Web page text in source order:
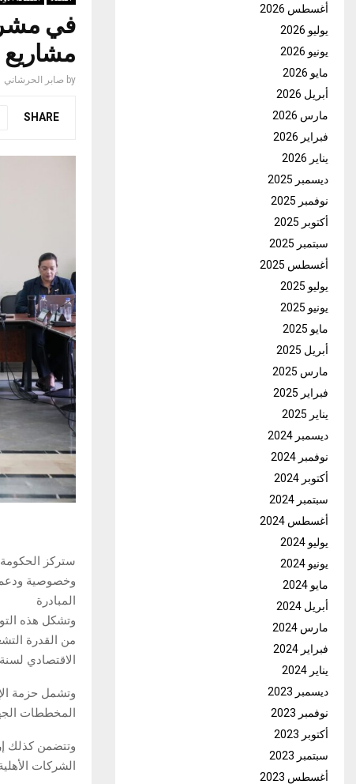
في
مشاريع
by صابر الحرشاني
SHARE
ستركز
وخصوصية ودعم
المبادرة
وتشكل هذه
من القدرة
الاقتصادي لسنة 2026.
وتشمل حزمة
المخططات
وتتضمن كذلك
الشركات
أغسطس 2026
يوليو 2026
يونيو 2026
مايو 2026
أبريل 2026
مارس 2026
فبراير 2026
يناير 2026
ديسمبر 2025
نوفمبر 2025
أكتوبر 2025
سبتمبر 2025
أغسطس 2025
يوليو 2025
يونيو 2025
مايو 2025
أبريل 2025
مارس 2025
فبراير 2025
يناير 2025
ديسمبر 2024
نوفمبر 2024
أكتوبر 2024
سبتمبر 2024
أغسطس 2024
يوليو 2024
يونيو 2024
مايو 2024
أبريل 2024
مارس 2024
فبراير 2024
يناير 2024
ديسمبر 2023
نوفمبر 2023
أكتوبر 2023
سبتمبر 2023
أغسطس 2023